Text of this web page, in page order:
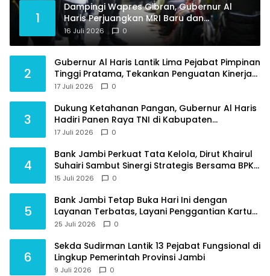
1
Dampingi Wapres Gibran, Gubernur Al
Haris Perjuangkan MRI Baru dan
Tambahan Dokter Spesialis untuk RSUD
Raden Mattaher
16 Juli 2026 0
2
Gubernur Al Haris Lantik Lima Pejabat Pimpinan
Tinggi Pratama, Tekankan Penguatan Kinerja
dan Integritas
17 Juli 2026 0
3
Dukung Ketahanan Pangan, Gubernur Al Haris
Hadiri Panen Raya TNI di Kabupaten
Tanjungjabung Timur
17 Juli 2026 0
4
Bank Jambi Perkuat Tata Kelola, Dirut Khairul
Suhairi Sambut Sinergi Strategis Bersama BPKP
Jambi
15 Juli 2026 0
5
Bank Jambi Tetap Buka Hari Ini dengan
Layanan Terbatas, Layani Penggantian Kartu
ATM dan Perubahan PIN
25 Juli 2026 0
6
Sekda Sudirman Lantik 13 Pejabat Fungsional di
Lingkup Pemerintah Provinsi Jambi
9 Juli 2026 0